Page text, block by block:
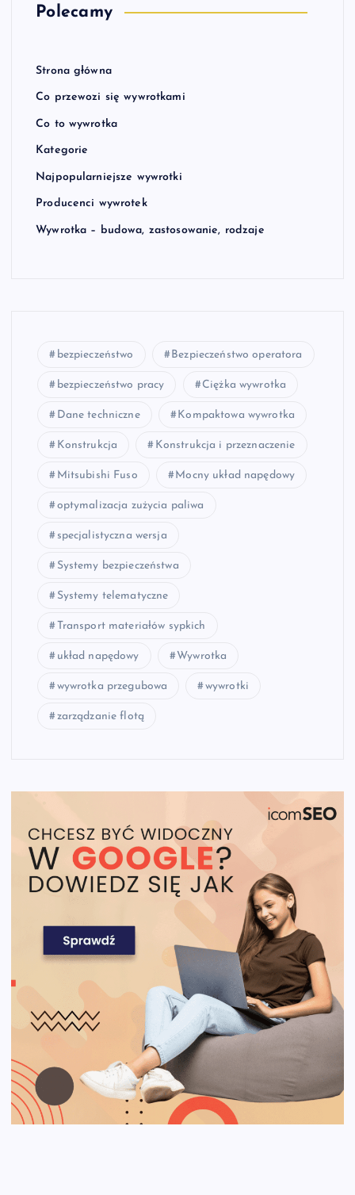
Polecamy
Strona główna
Co przewozi się wywrotkami
Co to wywrotka
Kategorie
Najpopularniejsze wywrotki
Producenci wywrotek
Wywrotka – budowa, zastosowanie, rodzaje
bezpieczeństwo Bezpieczeństwo operatora
bezpieczeństwo pracy Ciężka wywrotka
Dane techniczne Kompaktowa wywrotka
Konstrukcja Konstrukcja i przeznaczenie
Mitsubishi Fuso Mocny układ napędowy
optymalizacja zużycia paliwa
specjalistyczna wersja
Systemy bezpieczeństwa
Systemy telematyczne
Transport materiałów sypkich
układ napędowy Wywrotka
wywrotka przegubowa wywrotki
zarządzanie flotą